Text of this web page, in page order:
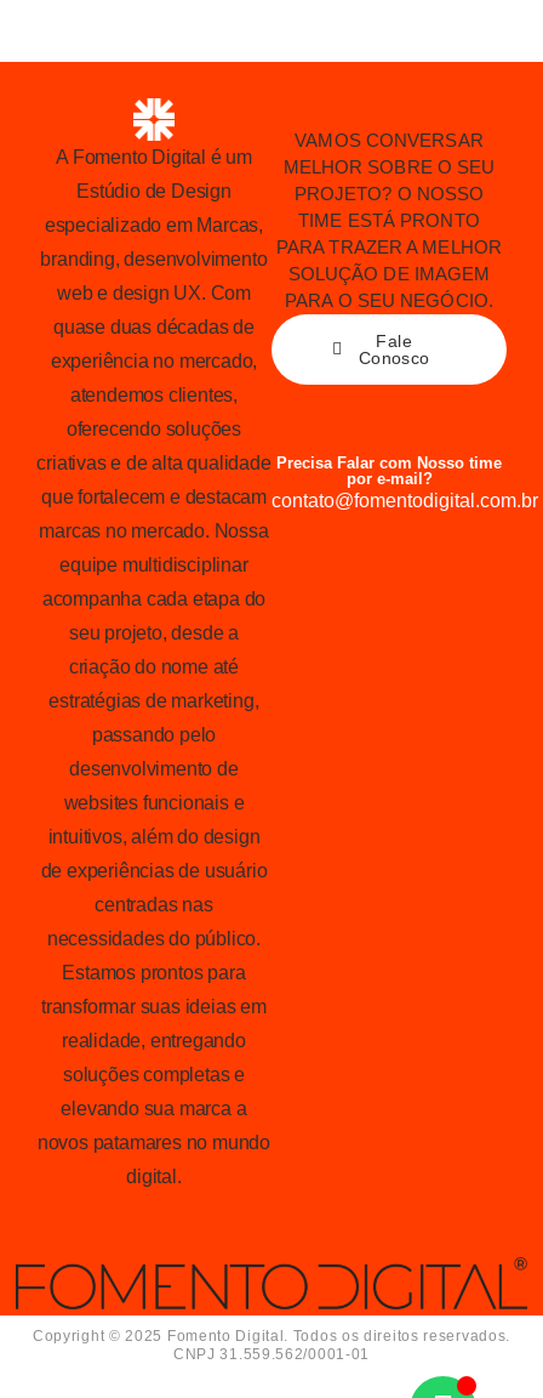
A Fomento Digital é um
Estúdio de Design
especializado em Marcas,
branding, desenvolvimento
web e design UX. Com
quase duas décadas de
experiência no mercado,
atendemos clientes,
oferecendo soluções
criativas e de alta qualidade
que fortalecem e destacam
marcas no mercado. Nossa
equipe multidisciplinar
acompanha cada etapa do
seu projeto, desde a
criação do nome até
estratégias de marketing,
passando pelo
desenvolvimento de
websites funcionais e
intuitivos, além do design
de experiências de usuário
centradas nas
necessidades do público.
Estamos prontos para
transformar suas ideias em
realidade, entregando
soluções completas e
elevando sua marca a
novos patamares no mundo
digital.
VAMOS CONVERSAR
MELHOR SOBRE O SEU
PROJETO? O NOSSO
TIME ESTÁ PRONTO
PARA TRAZER A MELHOR
SOLUÇÃO DE IMAGEM
PARA O SEU NEGÓCIO.
Fale
Conosco
Precisa Falar com Nosso time
por e-mail?
contato@fomentodigital.com.br
Copyright © 2025 Fomento Digital. Todos os direitos reservados.
CNPJ 31.559.562/0001-01